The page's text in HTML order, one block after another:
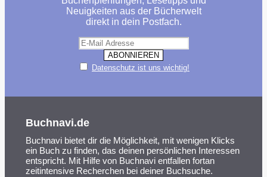
Neuigkeiten aus der Bücherwelt
direkt in dein Postfach.
Datenschutz ist uns wichtig!
Buchnavi.de
Buchnavi bietet dir die Möglichkeit, mit wenigen Klicks
ein Buch zu finden, das deinen persönlichen Interessen
entspricht. Mit Hilfe von Buchnavi entfallen fortan
zeitintensive Recherchen bei deiner Buchsuche.